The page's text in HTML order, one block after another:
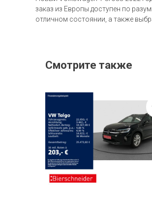
заказ из Европы доступен по
отличном состоянии, а также
Смотрите также